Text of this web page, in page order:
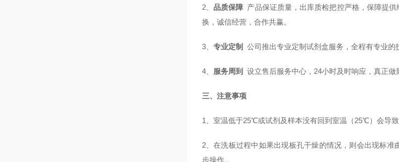
2、 品质保障 产品保证质量，出库质检把控严格，保障提
换，诚信经营，合作共赢。
3、 专业定制 公司推出专业定制试剂盒服务，全程有专业的
4、 服务周到 设立售后服务中心，24小时及时响应，真正做
三、注意事项
1、室温低于25℃或试剂及样本没有回到室温（25℃）会导致
2、在洗板过程中如果出现板孔干燥的情况，则会出现标
步操作。